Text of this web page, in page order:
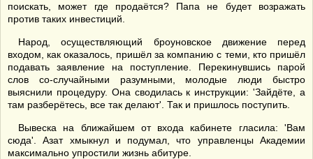
поискать, может где продаётся? Папа не будет возражать
против таких инвестиций.
Народ, осуществляющий броуновское движение перед
входом, как оказалось, пришёл за компанию с теми, кто пришёл
подавать заявление на поступление. Перекинувшись парой
слов со-случайными разумными, молодые люди быстро
выяснили процедуру. Она сводилась к инструкции: 'Зайдёте, а
там разберётесь, все так делают'. Так и пришлось поступить.
Вывеска на ближайшем от входа кабинете гласила: 'Вам
сюда'. Азат хмыкнул и подумал, что управленцы Академии
максимально упростили жизнь абитуре.